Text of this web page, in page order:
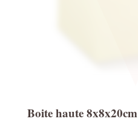
Boite haute 8x8x20cm